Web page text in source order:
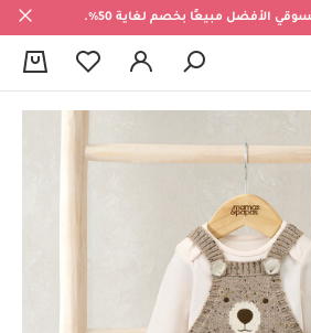
الأفضل مبيعًا بخصم لغاية 50%.